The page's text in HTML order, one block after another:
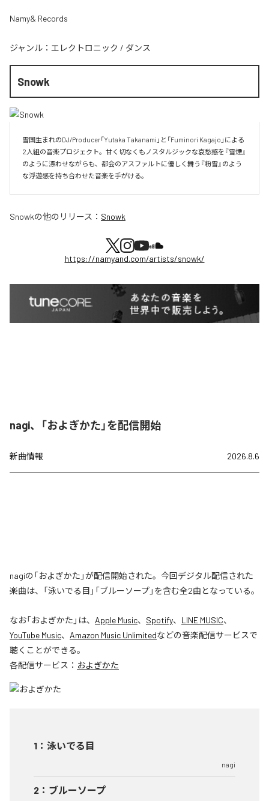
Namy& Records
ジャンル： エレクトロニック / ダンス
Snowk
雪国生まれのDJ/Producer「Yutaka Takanami」と「Fuminori Kagajo」による
2人組の音楽プロジェクト。甘く切なくもノスタルジックな哀愁感を『雪煙』
のように漂わせながらも、都会のアスファルトに優しく舞う『粉雪』のよう
な浮遊感を持ち合わせた音楽を手がける。
Snowkの他のリリース： Snowk
https://namyand.com/artists/snowk/
nagi、「およぎかた」を配信開始
新曲情報 2026.8.6
nagiの「およぎかた」が配信開始された。今回デジタル配信された
楽曲は、「泳いでる目」「ブルーソープ」を含む全2曲となっている。
なお「およぎかた 」は、 Apple Music、 Spotify、 LINE MUSIC、
YouTube Music、 Amazon Music Unlimitedなどの音楽配信サービスで
聴くことができる。
各配信サービス： およぎかた
1 ： 泳いでる目
nagi
2 ： ブルーソープ